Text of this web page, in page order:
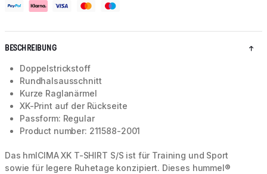
BESCHREIBUNG
Doppelstrickstoff
Rundhalsausschnitt
Kurze Raglanärmel
XK-Print auf der Rückseite
Passform: Regular
Product number: 211588-2001
Das hmlCIMA XK T-SHIRT S/S ist für Training und Sport
sowie für legere Ruhetage konzipiert. Dieses hummel®